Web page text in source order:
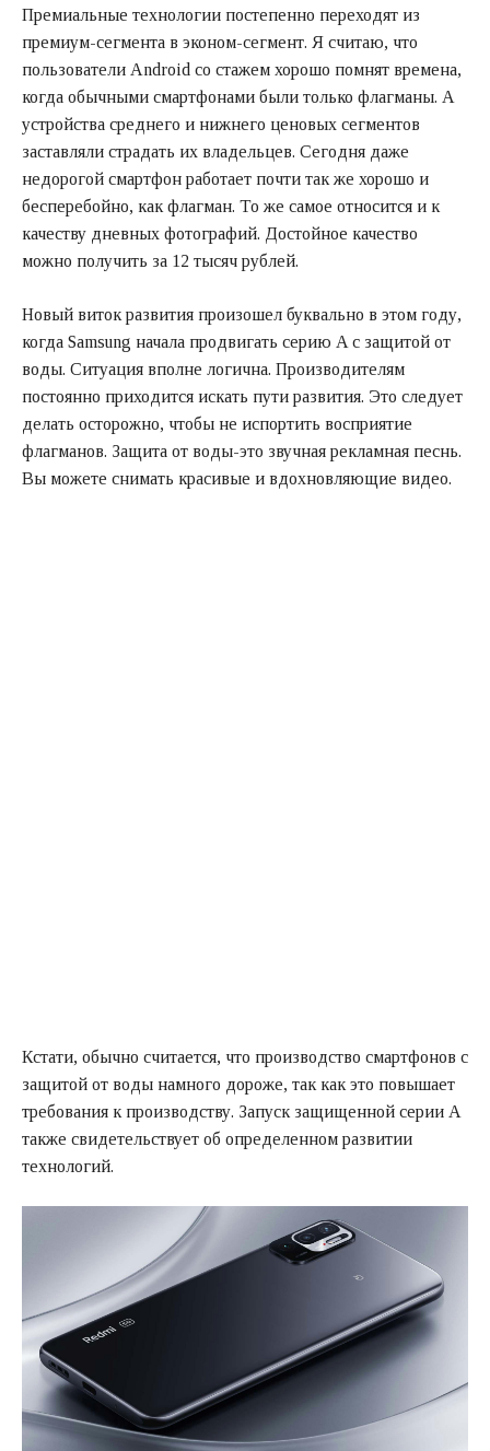
Премиальные технологии постепенно переходят из
премиум-сегмента в эконом-сегмент. Я считаю, что
пользователи Android со стажем хорошо помнят времена,
когда обычными смартфонами были только флагманы. А
устройства среднего и нижнего ценовых сегментов
заставляли страдать их владельцев. Сегодня даже
недорогой смартфон работает почти так же хорошо и
бесперебойно, как флагман. То же самое относится и к
качеству дневных фотографий. Достойное качество
можно получить за 12 тысяч рублей.
Новый виток развития произошел буквально в этом году,
когда Samsung начала продвигать серию A с защитой от
воды. Ситуация вполне логична. Производителям
постоянно приходится искать пути развития. Это следует
делать осторожно, чтобы не испортить восприятие
флагманов. Защита от воды-это звучная рекламная песнь.
Вы можете снимать красивые и вдохновляющие видео.
Кстати, обычно считается, что производство смартфонов с
защитой от воды намного дороже, так как это повышает
требования к производству. Запуск защищенной серии А
также свидетельствует об определенном развитии
технологий.